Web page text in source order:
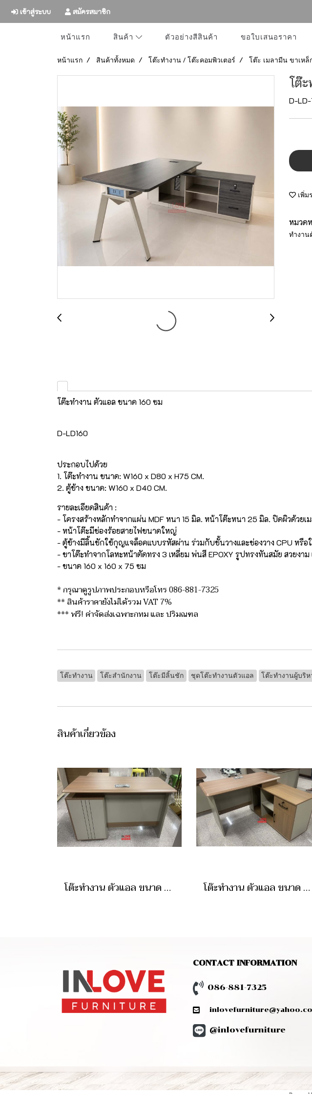
เข้าสู่ระบบ สมัครสมาชิก
หน้าแรก สินค้า ตัวอย่างสีสินค้า ขอใบเสนอราคา
หน้าแรก สินค้าทั้งหมด โต๊ะทำงาน / โต๊ะคอมพิวเตอร์ โต๊ะ เมลามีน ขาเหล็
โต๊
D-LD-
เพิ่ม
หมวด
ทำงาน
โต๊ะทำงาน ตัวแอล ขนาด 160 ซม
D-LD160
ประกอบไปด้วย
1. โต๊ะทำงาน ขนาด: W160 x D80 x H75 CM.
2. ตู้ข้าง ขนาด: W160 x D40 CM.
รายละเอียดสินค้า :
- โครงสร้างหลักทำจากแผ่น MDF หนา 15 มิล. หน้าโต๊ะหนา 25 มิล. ปิดผิวด้ว
- หน้าโต๊ะมีช่องร้อยสายไฟขนาดใหญ่
- ตู้ข้างมีลิ้นชักใช้กุญแจล็อคแบบรหัสผ่าน ร่วมกับชั้นวางและช่องวาง CPU หรื
- ขาโต๊ะทำจากโลหะหน้าตัดทรง 3 เหลี่ยม พ่นสี EPOXY รูปทรงทันสมัย สวยงาม
- ขนาด 160 x 160 x 75 ซม
* กรุณาดูรูปภาพประกอบหรือโทร 086-881-7325
** สินค้าราคายังไม่ได้รวม VAT 7%
*** ฟรี! ค่าจัดส่งเฉพาะกทม และ ปริมณฑล
โต๊ะทำงาน โต๊ะสำนักงาน โต๊ะมีลิ้นชัก ชุดโต๊ะทำงานตัวแอล โต๊ะทำงานผู้บริห
สินค้าเกี่ยวข้อง
โต๊ะทำงาน ตัวแอล ขนาด 160 ซม โต๊ะทำงาน ตัวแอล ขนาด 140 ซม
CONTACT INFORMATION
086-881-7325
@inlovefurniture